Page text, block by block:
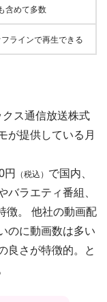
含めて多数
ラインで再生できる
ス通信放送株式
が提供している月
円
（税込） で国内、
バラエティ番組、
徴。 他社の動画配
のに動画数は多い
良さが特徴的。と